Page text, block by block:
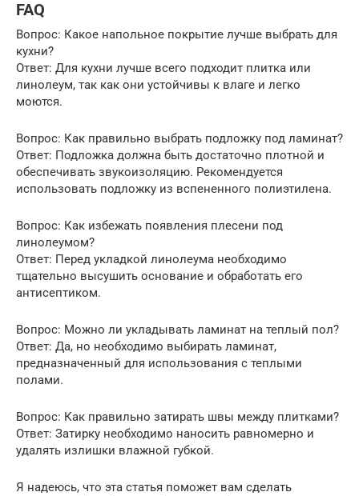
FAQ
Вопрос: Какое напольное покрытие лучше выбрать для
кухни?
Ответ: Для кухни лучше всего подходит плитка или
линолеум, так как они устойчивы к влаге и легко
моются.
Вопрос: Как правильно выбрать подложку под ламинат?
Ответ: Подложка должна быть достаточно плотной и
обеспечивать звукоизоляцию. Рекомендуется
использовать подложку из вспененного полиэтилена.
Вопрос: Как избежать появления плесени под
линолеумом?
Ответ: Перед укладкой линолеума необходимо
тщательно высушить основание и обработать его
антисептиком.
Вопрос: Можно ли укладывать ламинат на теплый пол?
Ответ: Да, но необходимо выбирать ламинат,
предназначенный для использования с теплыми
полами.
Вопрос: Как правильно затирать швы между плитками?
Ответ: Затирку необходимо наносить равномерно и
удалять излишки влажной губкой.
Я надеюсь, что эта статья поможет вам сделать